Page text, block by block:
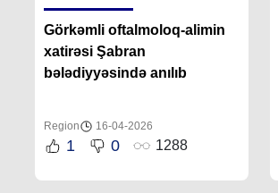
Görkəmli oftalmoloq-alimin
xatirəsi Şabran
bələdiyyəsində anılıb
Region 16-04-2026
1 0 1288